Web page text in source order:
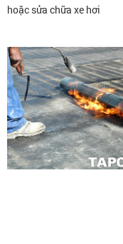
hoặc sửa chữa xe hơi